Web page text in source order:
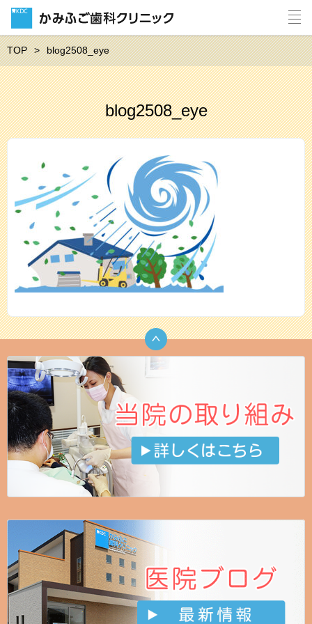
TOP blog2508_eye
blog2508_eye